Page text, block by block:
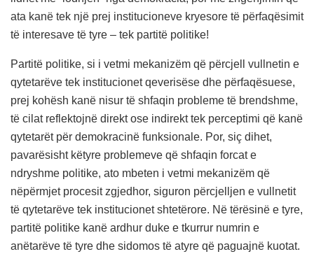
ata kanë tek një prej institucioneve kryesore të përfaqësimit
të interesave të tyre – tek partitë politike!
Partitë politike, si i vetmi mekanizëm që përcjell vullnetin e
qytetarëve tek institucionet qeverisëse dhe përfaqësuese,
prej kohësh kanë nisur të shfaqin probleme të brendshme,
të cilat reflektojnë direkt ose indirekt tek perceptimi që kanë
qytetarët për demokracinë funksionale. Por, siç dihet,
pavarësisht këtyre problemeve që shfaqin forcat e
ndryshme politike, ato mbeten i vetmi mekanizëm që
nëpërmjet procesit zgjedhor, siguron përcjelljen e vullnetit
të qytetarëve tek institucionet shtetërore. Në tërësinë e tyre,
partitë politike kanë ardhur duke e tkurrur numrin e
anëtarëve të tyre dhe sidomos të atyre që paguajnë kuotat.